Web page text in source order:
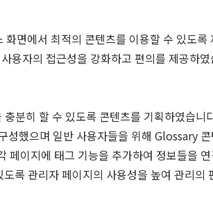
면에서 최적의 콘텐츠를 이용할 수 있도
용자의 접근성을 강화하고 편의를 제공하
분히 할 수 있도록 콘텐츠를 기획하였습니
했으며 일반 사용자들을 위해 Glossary
이지에 태그 기능을 추가하여 정보들을
록 관리자 페이지의 사용성을 높여 관리의